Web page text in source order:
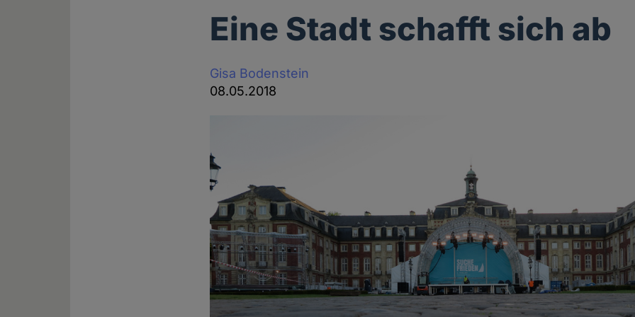
Eine Stadt schafft sich ab
Gisa Bodenstein
08.05.2018